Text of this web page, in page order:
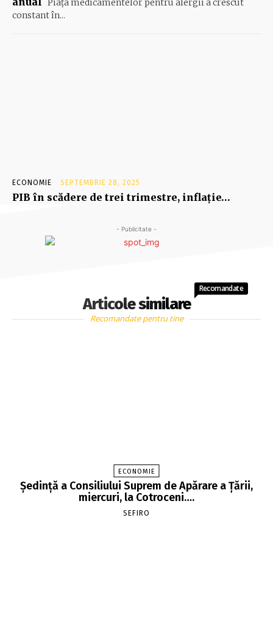
constant în...
ECONOMIE SEPTEMBRIE 28, 2025
PIB în scădere de trei trimestre, inflaţie…
- Publicitate -
Articole similare
Recomandate
Recomandate pentru tine
ECONOMIE
Şedinţă a Consiliului Suprem de Apărare a Ţării,
miercuri, la Cotroceni….
SEFIRO